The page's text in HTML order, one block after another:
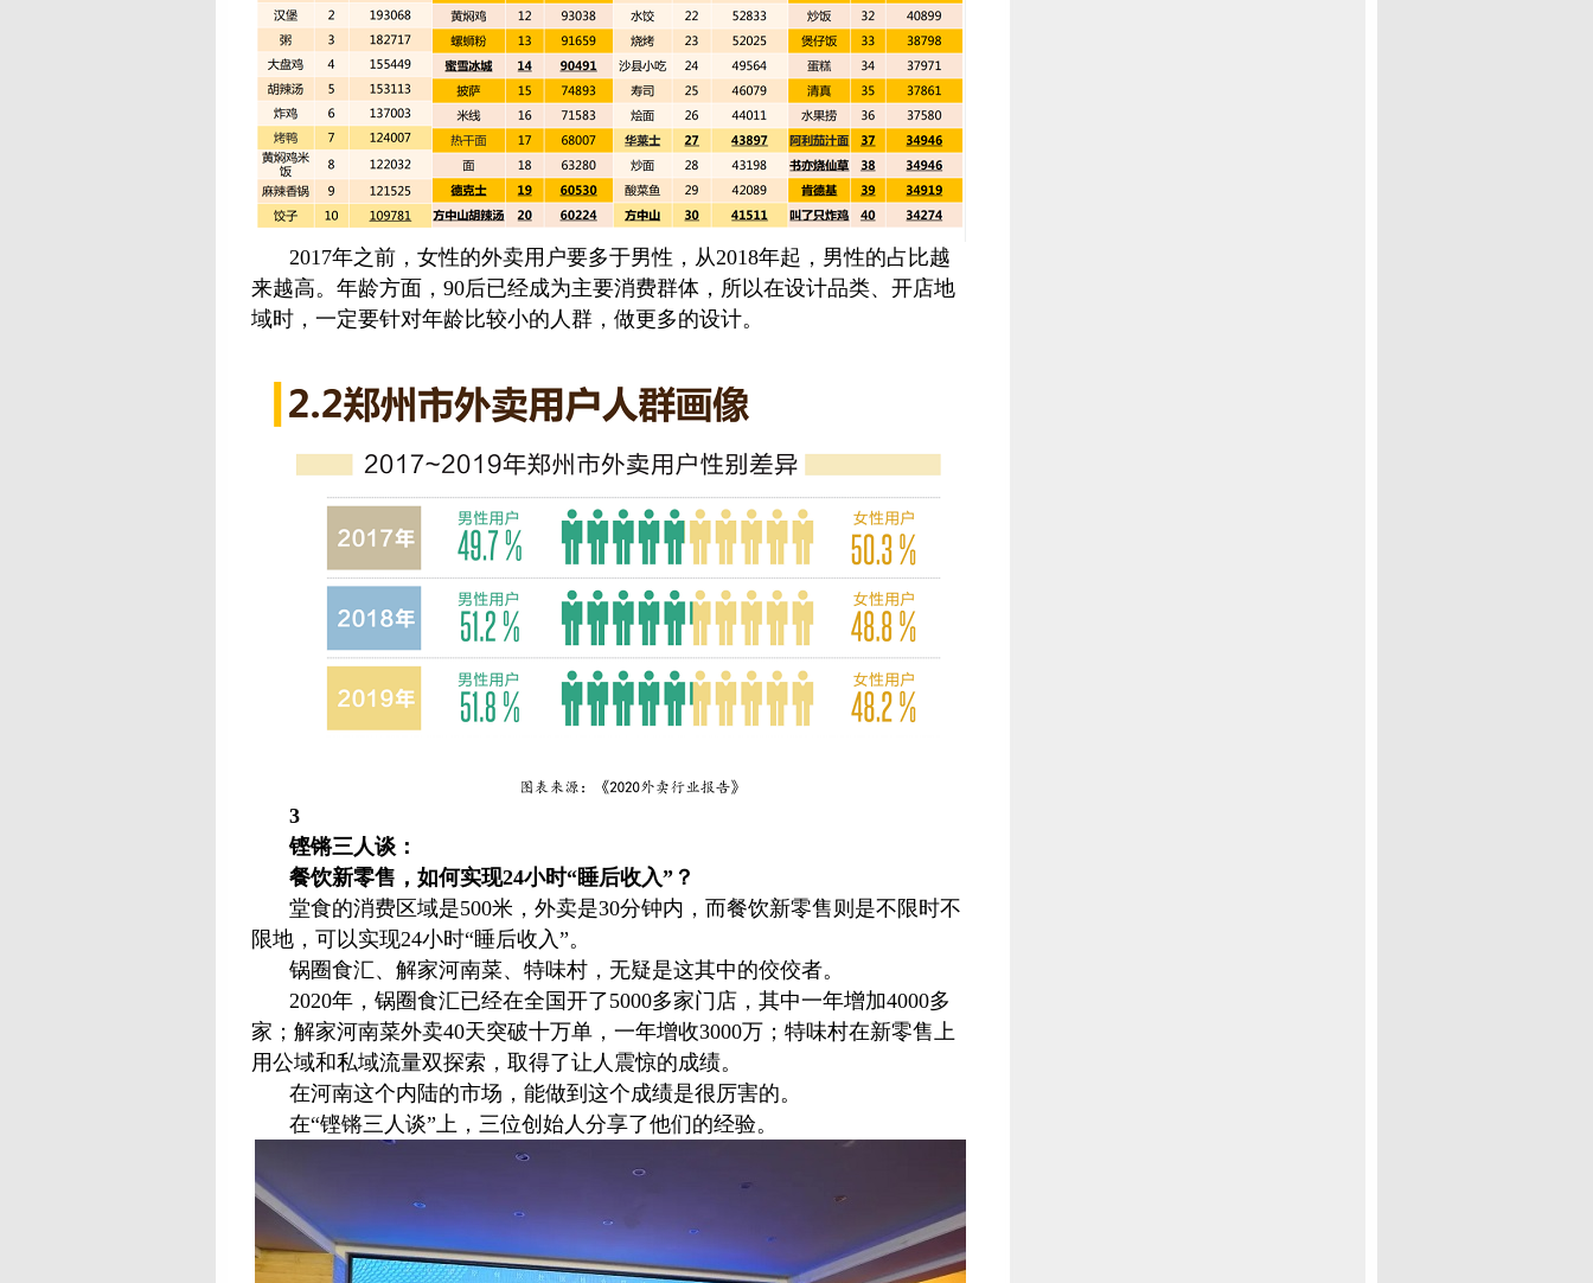
2017年之前，女性的外卖用户要多于男性，从2018年起，男性的占比越
来越高。年龄方面，90后已经成为主要消费群体，所以在设计品类、开店地
域时，一定要针对年龄比较小的人群，做更多的设计。
3
铿锵三人谈：
餐饮新零售，如何实现24小时“睡后收入”？
堂食的消费区域是500米，外卖是30分钟内，而餐饮新零售则是不限时不
限地，可以实现24小时“睡后收入”。
锅圈食汇、解家河南菜、特味村，无疑是这其中的佼佼者。
2020年，锅圈食汇已经在全国开了5000多家门店，其中一年增加4000多
家；解家河南菜外卖40天突破十万单，一年增收3000万；特味村在新零售上
用公域和私域流量双探索，取得了让人震惊的成绩。
在河南这个内陆的市场，能做到这个成绩是很厉害的。
在“铿锵三人谈”上，三位创始人分享了他们的经验。